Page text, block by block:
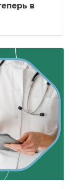
в